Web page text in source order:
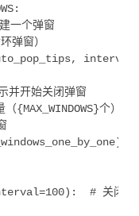
一个弹窗
弹窗）
并开始关闭弹窗
{MAX_WINDOWS}个），
# 关闭间